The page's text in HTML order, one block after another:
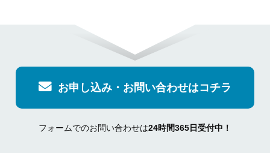
お申し込み・お問い合わせはコチラ
フォームでのお問い合わせは24時間365日受付中！